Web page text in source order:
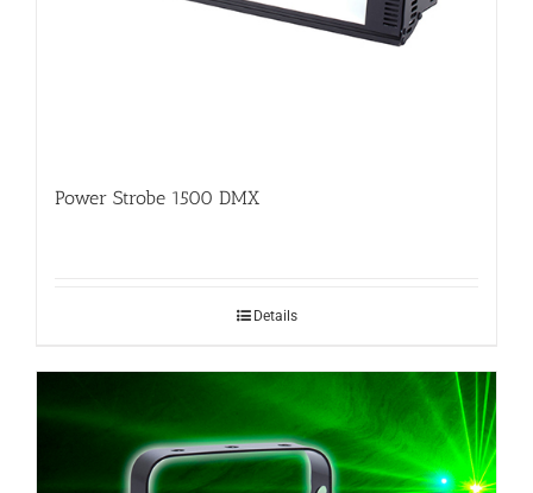
Power Strobe 1500 DMX
Details